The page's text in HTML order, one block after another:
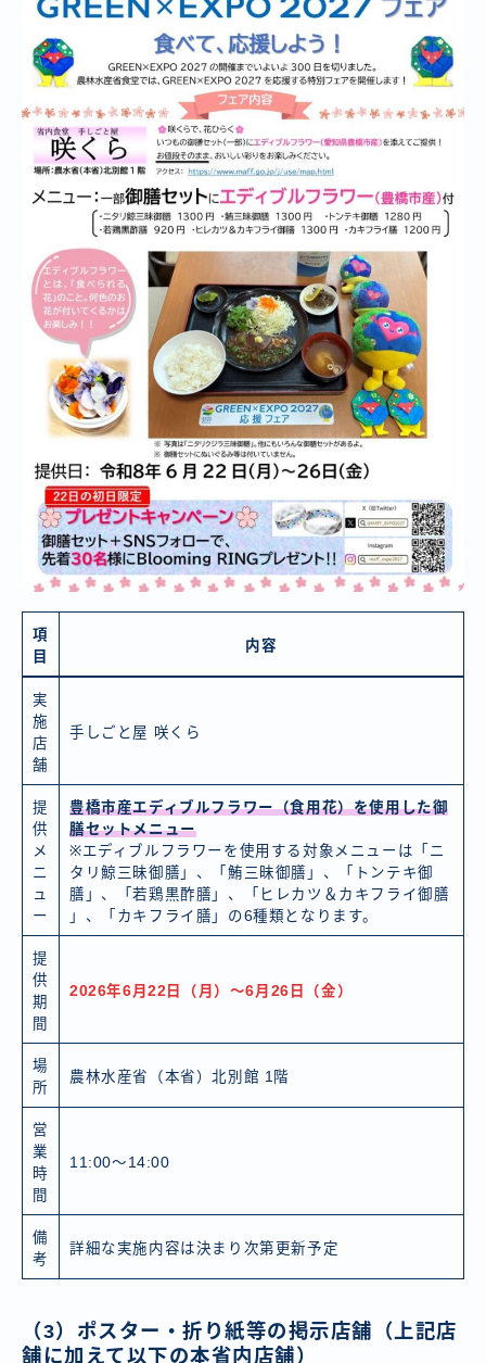
項
目
内容
実
施
店
舗
手しごと屋 咲くら
提
供
メ
ニ
ュ
ー
豊橋市産エディブルフラワー（食用花）を使用した御
膳セットメニュー
※エディブルフラワーを使用する対象メニューは「ニ
タリ鯨三昧御膳」、「鮪三昧御膳」、「トンテキ御
膳」、「若鶏黒酢膳」、「ヒレカツ＆カキフライ御膳
」、「カキフライ膳」の6種類となります。
提
供
期
間
2026年6月22日（月）～6月26日（金）
場
所
農林水産省（本省）北別館 1階
営
業
時
間
11:00～14:00
備
考
詳細な実施内容は決まり次第更新予定
（3）ポスター・折り紙等の掲示店舗（上記店
舗に加えて以下の本省内店舗）